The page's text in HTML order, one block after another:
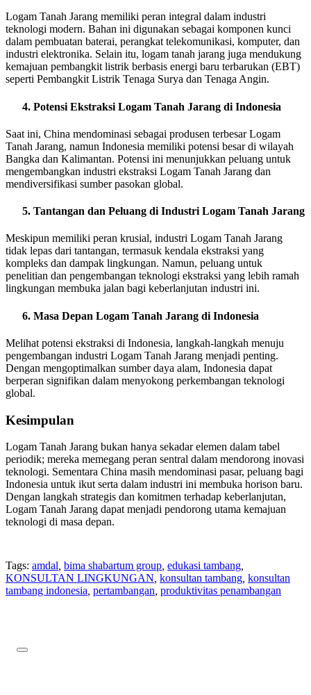
Logam Tanah Jarang memiliki peran integral dalam industri
teknologi modern. Bahan ini digunakan sebagai komponen kunci
dalam pembuatan baterai, perangkat telekomunikasi, komputer, dan
industri elektronika. Selain itu, logam tanah jarang juga mendukung
kemajuan pembangkit listrik berbasis energi baru terbarukan (EBT)
seperti Pembangkit Listrik Tenaga Surya dan Tenaga Angin.
Potensi Ekstraksi Logam Tanah Jarang di Indonesia
Saat ini, China mendominasi sebagai produsen terbesar Logam
Tanah Jarang, namun Indonesia memiliki potensi besar di wilayah
Bangka dan Kalimantan. Potensi ini menunjukkan peluang untuk
mengembangkan industri ekstraksi Logam Tanah Jarang dan
mendiversifikasi sumber pasokan global.
Tantangan dan Peluang di Industri Logam Tanah Jarang
Meskipun memiliki peran krusial, industri Logam Tanah Jarang
tidak lepas dari tantangan, termasuk kendala ekstraksi yang
kompleks dan dampak lingkungan. Namun, peluang untuk
penelitian dan pengembangan teknologi ekstraksi yang lebih ramah
lingkungan membuka jalan bagi keberlanjutan industri ini.
Masa Depan Logam Tanah Jarang di Indonesia
Melihat potensi ekstraksi di Indonesia, langkah-langkah menuju
pengembangan industri Logam Tanah Jarang menjadi penting.
Dengan mengoptimalkan sumber daya alam, Indonesia dapat
berperan signifikan dalam menyokong perkembangan teknologi
global.
Kesimpulan
Logam Tanah Jarang bukan hanya sekadar elemen dalam tabel
periodik; mereka memegang peran sentral dalam mendorong inovasi
teknologi. Sementara China masih mendominasi pasar, peluang bagi
Indonesia untuk ikut serta dalam industri ini membuka horison baru.
Dengan langkah strategis dan komitmen terhadap keberlanjutan,
Logam Tanah Jarang dapat menjadi pendorong utama kemajuan
teknologi di masa depan.
Tags: amdal bima shabartum group edukasi tambang
KONSULTAN LINGKUNGAN konsultan tambang konsultan
tambang indonesia pertambangan produktivitas penambangan